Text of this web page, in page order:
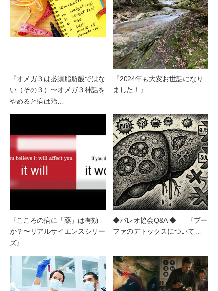
『オメガ３は必須脂肪酸ではな
い（その３）〜オメガ３神話を
やめると病は治…
『2024年も大変お世話になり
ました！』
『こころの病に「薬」は有効
か？〜リアルサイエンスシリー
ズ』
◆パレオ協会Q&A ◆ 『プー
ファのデトックスについて…